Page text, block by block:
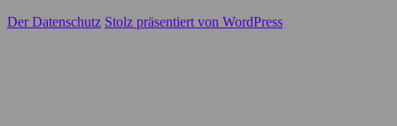
Der Datenschutz Stolz präsentiert von WordPress